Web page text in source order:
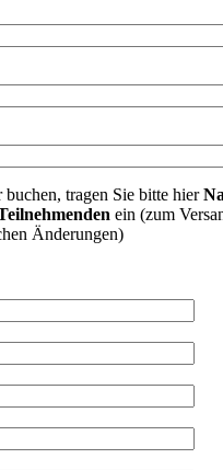
buchen, tragen Sie bitte hier
ein (zum
Änderungen)